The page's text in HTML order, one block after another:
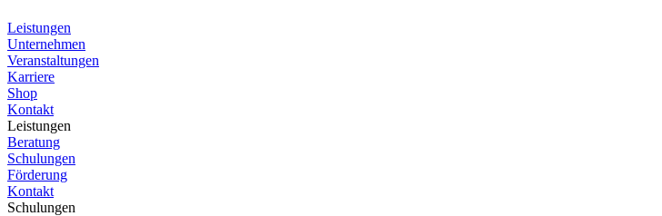
Leistungen
Unternehmen
Veranstaltungen
Karriere
Shop
Kontakt
Leistungen
Beratung
Schulungen
Förderung
Kontakt
Schulungen